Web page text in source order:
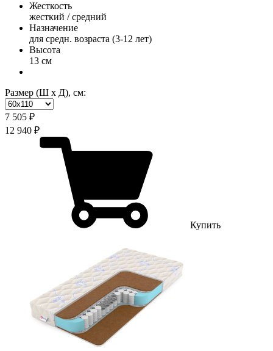
Жесткость
жесткий / средний
Назначение
для средн. возраста (3-12 лет)
Высота
13 см
Размер (Ш х Д), см:
7 505 ₽
12 940 ₽
Купить